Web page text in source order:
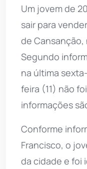
Um jovem de
sair para
de
Segundo
na última
feira (11) não
informações
Conforme
Francisco, o
da cidade e foi